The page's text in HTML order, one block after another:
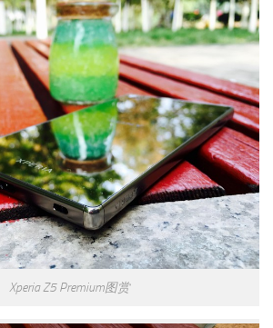
Xperia Z5 Premium图赏